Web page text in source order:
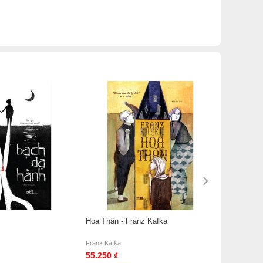
Hóa Thân - Franz Kafka
Franz Kafka
55.250 ₫